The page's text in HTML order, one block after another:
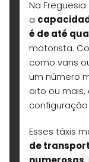
Na
a
é de até
motorista.
como vans
um número
oito ou
Esses táxis
de